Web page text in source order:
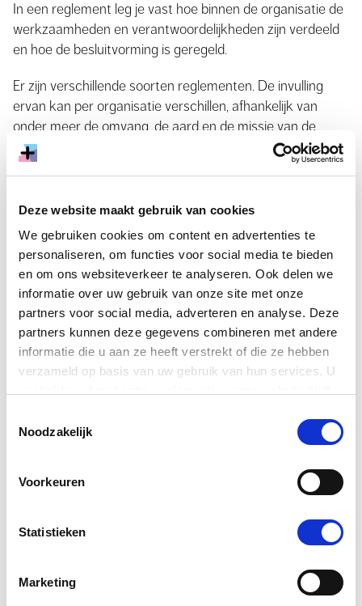
Deze website maakt gebruik van cookies
We gebruiken cookies om content en advertenties te
personaliseren, om functies voor social media te bieden
en om ons websiteverkeer te analyseren. Ook delen we
informatie over uw gebruik van onze site met onze
partners voor social media, adverteren en analyse. Deze
partners kunnen deze gegevens combineren met andere
informatie die u aan ze heeft verstrekt of die ze hebben
verzameld op basis van uw gebruik van hun services. U
Noodzakelijk
Voorkeuren
Statistieken
Marketing
In een reglement leg je vast hoe binnen de organisatie de
werkzaamheden en verantwoordelijkheden zijn verdeeld
en hoe de besluitvorming is geregeld.
Er zijn verschillende soorten reglementen. De invulling
ervan kan per organisatie verschillen, afhankelijk van
onder meer de omvang, de aard en de missie van de
organisatie. Deze handreikingen biedt handvatten voor
het opstellen van een reglement. We geven aan welke
reglement dat je wilt schrijven of aanpassen.
Hoe schrijf ik een directiereglement voor een
organisatie met een bestuur-directiemodel?
Hoe schrijf ik een bestuursreglement voor een
organisatie met een bestuur-directiemodel?
Hoe schrijf ik een bestuursreglement voor een
Hoe schrijf ik een reglement voor een raad van
Programmamanager bestuur en toezicht